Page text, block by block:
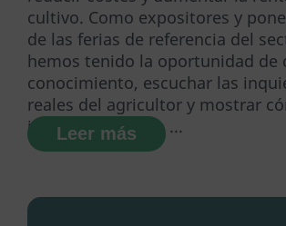
cultivo. Como expositores y
de las ferias de referencia del
hemos tenido la oportunidad de
conocimiento, escuchar las
reales del agricultor y mostrar
innovación puede ...
Leer más